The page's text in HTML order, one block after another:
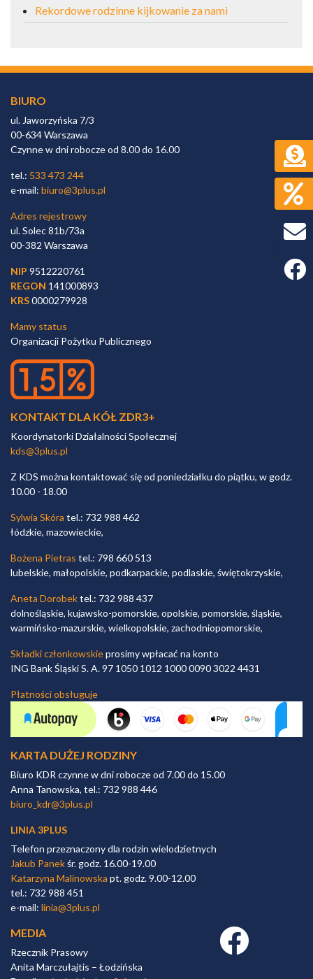
Rekordowe rodzinne kijkowanie za nami
BIURO
ul. Jaworzyńska 7/3
00-634 Warszawa
Czynne w dni robocze od 8.00 do 16.00
tel.: 533 473 244
e-mail: biuro@3plus.pl
Adres rejestrowy
ul. Solec 81b/73a
00-382 Warszawa
NIP 9512220761
REGON 141000893
KRS0000279928
Mamy status
Organizacji Pożytku Publicznego
KONTAKT DLA KÓŁ ZDR3+
Koordynatorki Działalności Społecznej
kds@3plus.pl
Z KDS można kontaktować się od poniedziałku do piątku, w godz.
10.00 - 18.00
Sylwia Skóra tel.: 732 988 462
łódzkie, mazowieckie,
Bożena Pietras tel.: 798 660 513
lubelskie, małopolskie, podkarpackie, podlaskie, świętokrzyskie,
Aneta Dorobektel.: 732 988 437
dolnośląskie, kujawsko-pomorskie, opolskie, pomorskie, śląskie,
warmińsko-mazurskie, wielkopolskie, zachodniopomorskie,
Składki członkowskieprosimy wpłacać na konto
ING Bank Śląski S. A. 97 1050 1012 1000 0090 3022 4431
Płatności obsługuje
KARTA DUŻEJ RODZINY
Biuro KDR czynne w dni robocze od 7.00 do 15.00
Anna Tanowska, tel.: 732 988 446
biuro_kdr@3plus.pl
LINIA 3PLUS
Telefon przeznaczony dla rodzin wielodzietnych
Jakub Panekśr. godz. 16.00-19.00
Katarzyna Malinowska pt. godz. 9.00-12.00
tel.: 732 988 451
e-mail: linia@3plus.pl
MEDIA
Rzecznik Prasowy
Anita Marczułajtis – Łodzińska
Facebook link